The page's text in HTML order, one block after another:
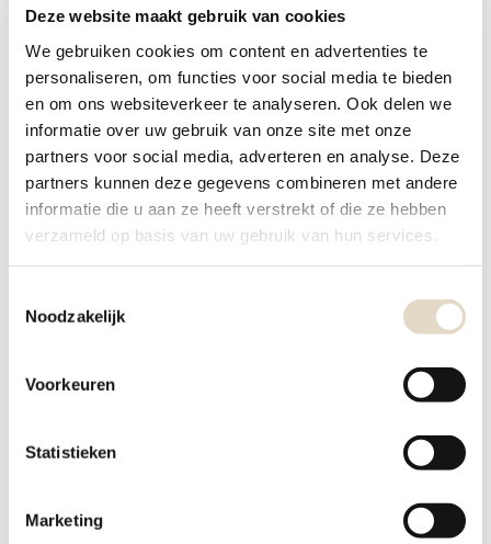
Deze website maakt gebruik van cookies
We gebruiken cookies om content en advertenties te
personaliseren, om functies voor social media te bieden
en om ons websiteverkeer te analyseren. Ook delen we
informatie over uw gebruik van onze site met onze
partners voor social media, adverteren en analyse. Deze
partners kunnen deze gegevens combineren met andere
informatie die u aan ze heeft verstrekt of die ze hebben
verzameld op basis van uw gebruik van hun services.
Noodzakelijk
Voorkeuren
Statistieken
Marketing
Ladenblokken
Losse lades
Schappen
Staanders
Plinten
Roedes
Inschuifpanelen
Pinnen
CD kastjes
CONTACT
Tweedehands Lundia Wageningen
6701 GA Wageningen
info@tweedehandslundiawageningen.nl